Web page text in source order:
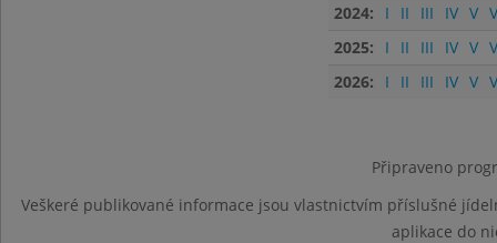
2024:
I II III IV V
2025:
I II III IV V
2026:
I II III IV V
Připraveno
Veškeré publikované informace jsou vlastnictvím příslušné
aplikace do